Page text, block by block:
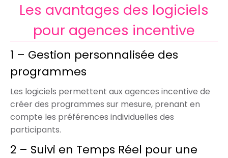
Les avantages des logiciels
pour agences incentive
1 – Gestion personnalisée des
programmes
Les logiciels permettent aux agences incentive de
créer des programmes sur mesure, prenant en
compte les préférences individuelles des
participants.
2 – Suivi en Temps Réel pour une